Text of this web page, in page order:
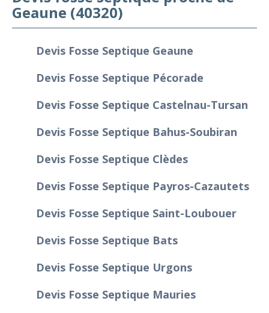
Geaune (40320)
Devis Fosse Septique Geaune
Devis Fosse Septique Pécorade
Devis Fosse Septique Castelnau-Tursan
Devis Fosse Septique Bahus-Soubiran
Devis Fosse Septique Clèdes
Devis Fosse Septique Payros-Cazautets
Devis Fosse Septique Saint-Loubouer
Devis Fosse Septique Bats
Devis Fosse Septique Urgons
Devis Fosse Septique Mauries